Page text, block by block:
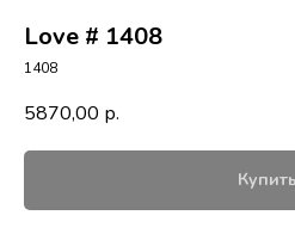
Love # 1408
1408
5870,00 р.
Купить